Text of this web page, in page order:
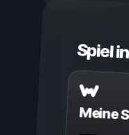
Spiel
Meine